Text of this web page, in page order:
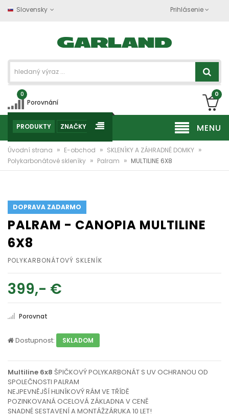
Slovensky Prihlásenie
0
Porovnání
0
MENU
PRODUKTY ZNAČKY
Úvodní strana » E-obchod » SKLENÍKY A ZÁHRADNÉ DOMKY »
Polykarbonátové skleníky » Palram » MULTILINE 6X8
DOPRAVA ZADARMO
PALRAM - CANOPIA MULTILINE
6X8
POLYKARBONÁTOVÝ SKLENÍK
399,- €
Porovnat
Dostupnost: SKLADOM
Multiline 6x8 ŠPIČKOVÝ POLYKARBONÁT S UV OCHRANOU OD
SPOLEČNOSTI PALRAM
NEJPEVNĚJŠÍ HLINÍKOVÝ RÁM VE TŘÍDĚ
POZINKOVANÁ OCELOVÁ ZÁKLADNA V CENĚ
SNADNÉ SESTAVENÍ A MONTÁŽZÁRUKA 10 LET!